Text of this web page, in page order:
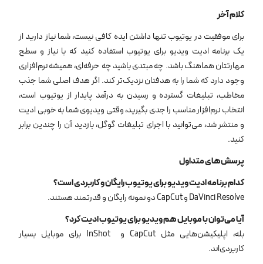
کلام آخر
برای موفقیت در یوتیوب تنها داشتن ایده کافی نیست، شما نیاز دارید از
یک برنامه ادیت ویدیو برای یوتیوب استفاده کنید که با نیاز و سطح
مهارتتان هماهنگ باشد. چه مبتدی باشید چه حرفه‌ای، همیشه نرم‌افزاری
وجود دارد که شما را به هدفتان نزدیک‌تر کند. اگر هدف اصلی شما جذب
مخاطب، تبلیغات گسترده و رسیدن به درآمد پایدار از یوتیوب است،
انتخاب نرم‌افزار مناسب را جدی بگیرید، وقتی ویدیوی شما به خوبی ادیت
و منتشر شد، می‌توانید با اجرای تبلیغات گوگل، بازدید آن را چندین برابر
کنید.
پرسش‌های متداول
کدام برنامه ادیت ویدیو برای یوتیوب رایگان و کاربردی است؟
DaVinci Resolve و CapCut دو نمونه رایگان و قدرتمند هستند.
آیا می‌توان با موبایل هم ویدیو برای یوتیوب ادیت کرد؟
بله، اپلیکیشن‌هایی مثل CapCut و InShot برای موبایل بسیار
کاربردی‌اند.